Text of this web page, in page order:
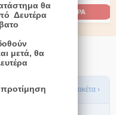
ΑΓΟΡΑ
Δες τα πακέτα ›
θα
Δευτέρα
μετά, θα
προτίμηση